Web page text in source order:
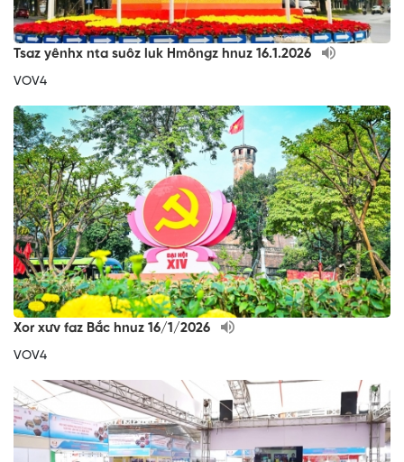
Tsaz yênhx nta suôz luk Hmôngz hnuz 16.1.2026
VOV4
Xor xưv faz Bắc hnuz 16/1/2026
VOV4